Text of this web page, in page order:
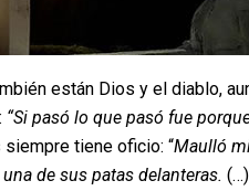
están Dios y el diablo,
“Si pasó lo que pasó fue
tiene oficio: “Maulló
de sus patas delanteras. (…)